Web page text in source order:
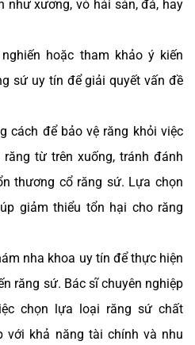
như xương, vỏ hải sản, đá, hay
hoặc tham khảo ý kiến
sứ uy tín để giải quyết vấn đề
cách để bảo vệ răng khỏi việc
từ trên xuống, tránh đánh
thương cổ răng sứ. Lựa chọn
giảm thiểu tổn hại cho răng
nha khoa uy tín để thực hiện
răng sứ. Bác sĩ chuyên nghiệp
chọn lựa loại răng sứ chất
với khả năng tài chính và nhu